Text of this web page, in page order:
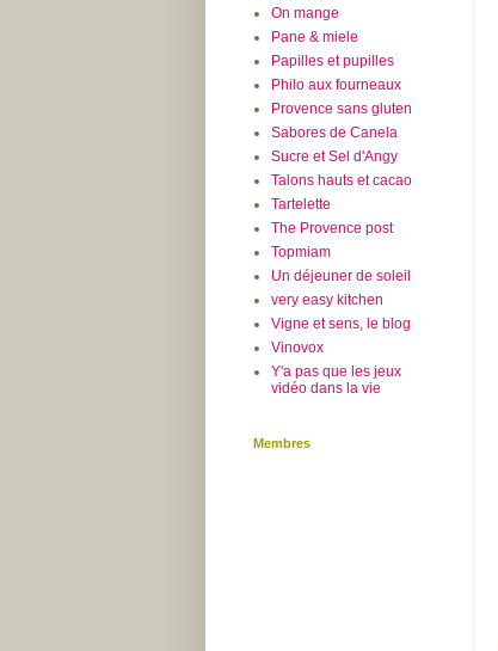
On mange
Pane & miele
Papilles et pupilles
Philo aux fourneaux
Provence sans gluten
Sabores de Canela
Sucre et Sel d'Angy
Talons hauts et cacao
Tartelette
The Provence post
Topmiam
Un déjeuner de soleil
very easy kitchen
Vigne et sens, le blog
Vinovox
Y'a pas que les jeux
vidéo dans la vie
Membres